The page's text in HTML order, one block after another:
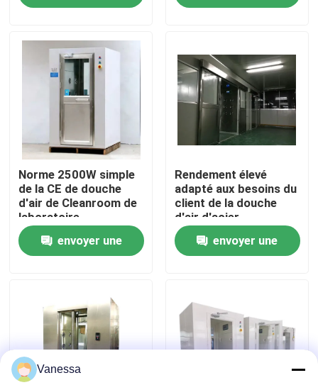
Au sujet de nous
Visite d'usine
Contrôle de qualité
Contactez-nous
Nouvelles
Théâtre modulaire d'opération
Pièce propre modulaire
Norme 2500W simple
de la CE de douche
d'air de Cleanroom de
laboratoire
envoyer une
Rendement élevé
adapté aux besoins du
client de la douche
d'air d'acier
inoxydable de
décontamination
1100W
envoyer une
Vanessa